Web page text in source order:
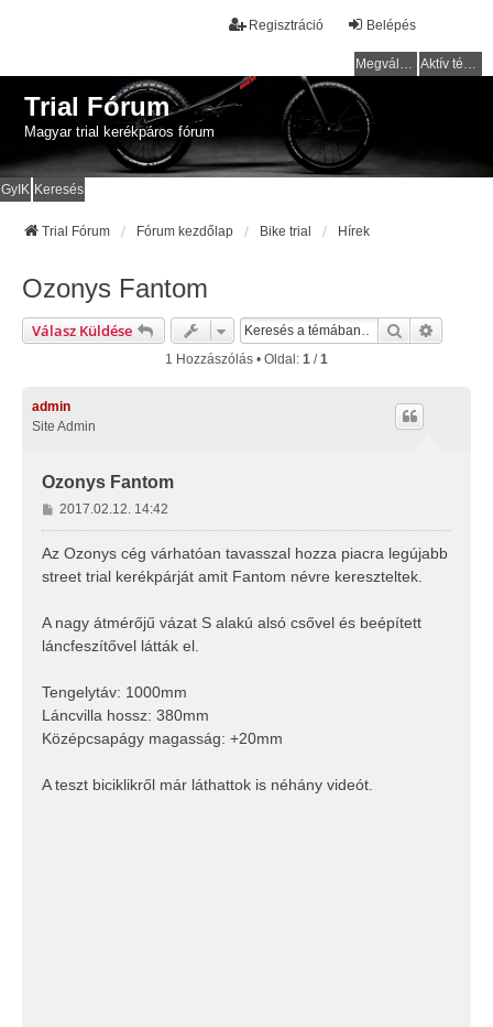
Belépés
Regisztráció
Megválaszolatlan témák Aktív témák
Trial Fórum
Magyar trial kerékpáros fórum
GyIK Keresés
Trial Fórum Fórum kezdőlap Bike trial Hírek
Ozonys Fantom
Válasz Küldése Keresés
1 Hozzászólás • Oldal: 1 /1
admin
Site Admin
Ozonys Fantom
H
o
á
z
ó
2017.02.12. 14:42
Az Ozonys cég várhatóan tavasszal hozza piacra legújabb
street trial kerékpárját amit Fantom névre kereszteltek.
A nagy átmérőjű vázat S alakú alsó csővel és beépített
láncfeszítővel látták el.
Tengelytáv: 1000mm
Láncvilla hossz: 380mm
Középcsapágy magasság: +20mm
A teszt biciklikről már láthattok is néhány videót.